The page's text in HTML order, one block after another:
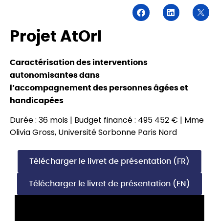
Projet AtOrI
Caractérisation des interventions
autonomisantes dans
l’accompagnement des personnes âgées et
handicapées
Durée : 36 mois | Budget financé : 495 452 € | Mme
Olivia Gross, Université Sorbonne Paris Nord
Télécharger le livret de présentation (FR)
Télécharger le livret de présentation (EN)